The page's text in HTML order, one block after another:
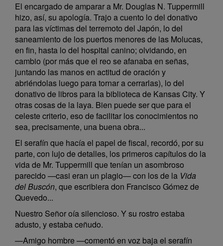
El encargado de amparar a Mr. Douglas N. Tuppermill
hizo, así, su apología. Trajo a cuento lo del donativo
para las víctimas del terremoto del Japón, lo del
saneamiento de los puertos menores de las Molucas,
en fin, hasta lo del hospital canino; olvidando, en
cambio (por más que el reo se afanaba en señas,
juntando las manos en actitud de oración y
abriéndolas luego para tornar a cerrarlas), lo del
donativo de libros para la biblioteca de Kansas City. Y
otras cosas de la laya. Bien puede ser que para el
celeste criterio, eso de facilitar los conocimientos no
sea, precisamente, una buena obra...
El serafín que hacía el papel de fiscal, recordó, por su
parte, con lujo de detalles, los primeros capítulos do la
vida de Mr. Tuppermill que tenían un asombroso
parecido —casi eran un plagio— con los de la Vida
del Buscón, que escribiera don Francisco Gómez de
Quevedo...
Nuestro Señor oía silencioso. Y su rostro estaba
adusto, y estaba ceñudo.
—Amigo hombre —comentó en voz baja el serafín